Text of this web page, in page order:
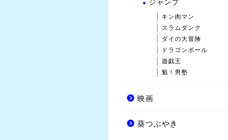
ジャンプ
キン肉マン
スラムダンク
ダイの大冒険
ドラゴンボール
遊戯王
魁！男塾
映画
葵つぶやき